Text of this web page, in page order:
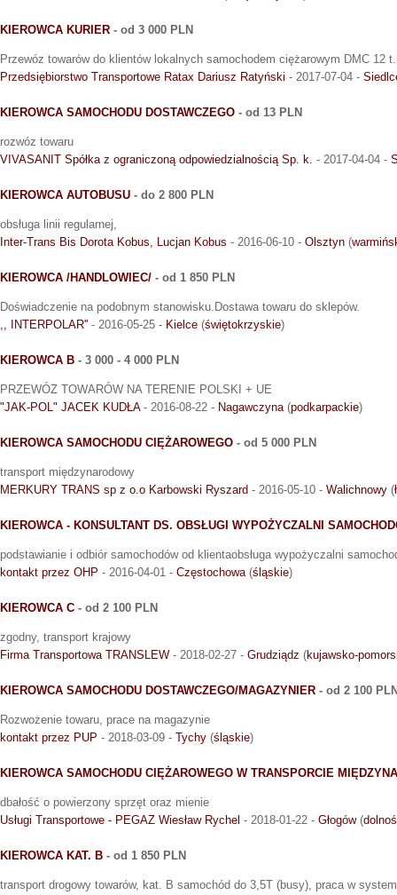
KIEROWCA KURIER - od 3 000 PLN
Przewóz towarów do klientów lokalnych samochodem ciężarowym DMC 12 t.
Przedsiębiorstwo Transportowe Ratax Dariusz Ratyński - 2017-07-04 -
KIEROWCA SAMOCHODU DOSTAWCZEGO - od 13 PLN
rozwóz towaru
VIVASANIT Spółka z ograniczoną odpowiedzialnością Sp. k. - 2017-04-04 -
KIEROWCA AUTOBUSU - do 2 800 PLN
obsługa linii regularnej,
Inter-Trans Bis Dorota Kobus, Lucjan Kobus - 2016-06-10 - Olsztyn (
KIEROWCA /HANDLOWIEC/ - od 1 850 PLN
Doświadczenie na podobnym stanowisku.Dostawa towaru do sklepów.
,, INTERPOLAR'' - 2016-05-25 - Kielce (świętokrzyskie)
KIEROWCA B - 3 000 - 4 000 PLN
PRZEWÓZ TOWARÓW NA TERENIE POLSKI + UE
"JAK-POL" JACEK KUDŁA- 2016-08-22 - Nagawczyna(podkarpackie)
KIEROWCA SAMOCHODU CIĘŻAROWEGO - od 5 000 PLN
transport międzynarodowy
MERKURY TRANS sp z o.o Karbowski Ryszard - 2016-05-10 - Walichnowy (
KIEROWCA - KONSULTANT DS. OBSŁUGI WYPOŻYCZALNI
podstawianie i odbiór samochodów od klientaobsługa wypożyczalni
kontakt przez OHP - 2016-04-01 - Częstochowa(śląskie)
KIEROWCA C - od 2 100 PLN
zgodny, transport krajowy
Firma Transportowa TRANSLEW - 2018-02-27 - Grudziądz (kujawsko-
KIEROWCA SAMOCHODU DOSTAWCZEGO/MAGAZYNIER - od 2 100
Rozwożenie towaru, prace na magazynie
kontakt przez PUP - 2018-03-09 - Tychy (śląskie)
KIEROWCA SAMOCHODU CIĘŻAROWEGO W TRANSPORCIE
dbałość o powierzony sprzęt oraz mienie
Usługi Transportowe - PEGAZ Wiesław Rychel - 2018-01-22 - Głogów(
KIEROWCA KAT. B - od 1 850 PLN
transport drogowy towarów, kat. B samochód do 3,5T (busy), praca w